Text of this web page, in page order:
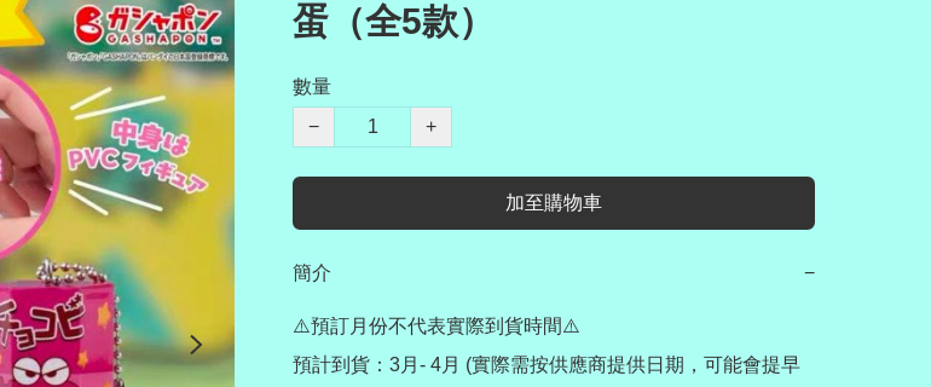
蛋（全5款）
數量
−
+
加至購物車
簡介 −
⚠️預訂月份不代表實際到貨時間⚠️
預計到貨：3月- 4月 (實際需按供應商提供日期，可能會提早